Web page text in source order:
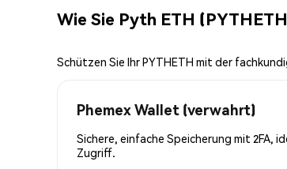
Wie Sie Pyth ETH
Schützen Sie Ihr PYTHETH mit der
Phemex Wallet (verwahrt)
Sichere, einfache Speicherung mit 2FA,
Zugriff.